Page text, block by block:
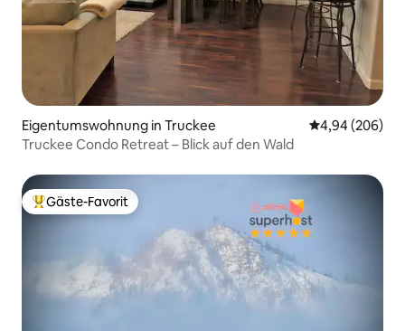
Eigentumswohnung in Truckee
4,94 (206)
Truckee Condo Retreat – Blick auf den Wald
Beliebter Gäste-Favorit.
Gäste-Favorit